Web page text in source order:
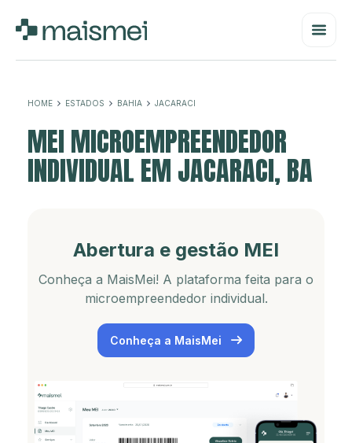
HOME ESTADOS BAHIA JACARACI
MEI MICROEMPREENDEDOR
INDIVIDUAL EM JACARACI, BA
Abertura e gestão MEI
Conheça a MaisMei! A plataforma feita para o
microempreendedor individual.
Conheça a MaisMei